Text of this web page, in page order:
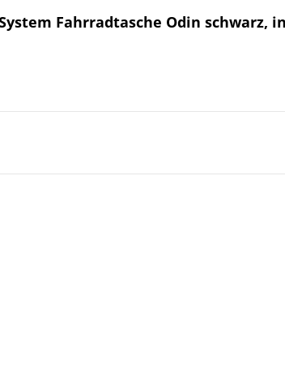
Fahrradtasche Odin schwarz,